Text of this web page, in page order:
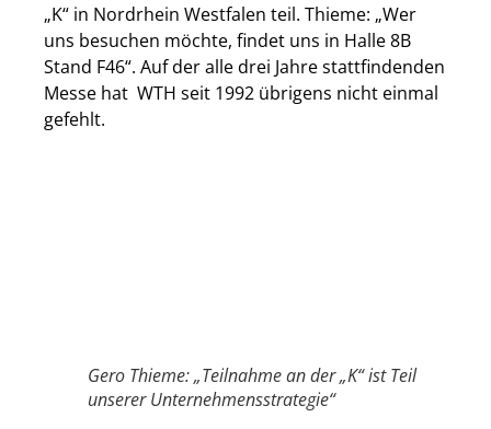
„K“ in Nordrhein Westfalen teil. Thieme: „Wer
uns besuchen möchte, findet uns in Halle 8B
Stand F46“. Auf der alle drei Jahre stattfindenden
Messe hat WTH seit 1992 übrigens nicht einmal
gefehlt.
Gero Thieme: „Teilnahme an der „K“ ist Teil
unserer Unternehmensstrategie“